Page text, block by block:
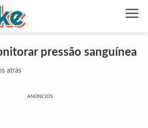
pressão sanguínea
atrás
ANÚNCIOS